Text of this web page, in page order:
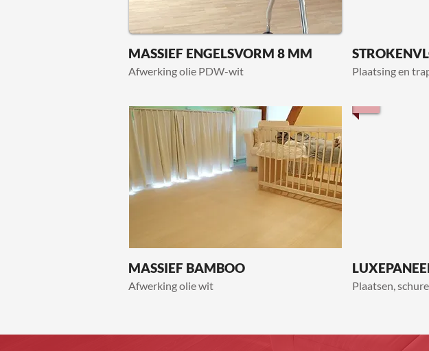
MASSIEF ENGELSVORM 8 MM
Afwerking olie PDW-wit Plaatsing en
MASSIEF BAMBOO
Afwerking olie wit Plaatsen,